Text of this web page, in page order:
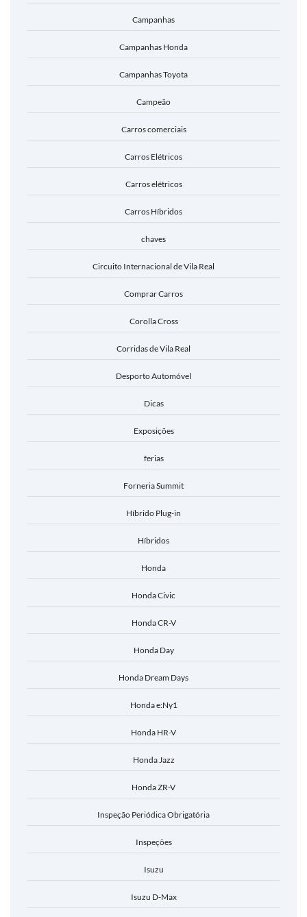
Campanhas
Campanhas Honda
Campanhas Toyota
Campeão
Carros comerciais
Carros Elétricos
Carros elétricos
Carros Híbridos
chaves
Circuito Internacional de Vila Real
Comprar Carros
Corolla Cross
Corridas de Vila Real
Desporto Automóvel
Dicas
Exposições
ferias
Forneria Summit
Híbrido Plug-in
Híbridos
Honda
Honda Civic
Honda CR-V
Honda Day
Honda Dream Days
Honda e:Ny1
Honda HR-V
Honda Jazz
Honda ZR-V
Inspeção Periódica Obrigatória
Inspeções
Isuzu
Isuzu D-Max